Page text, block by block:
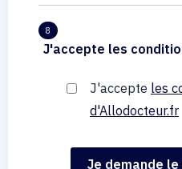
8
J'accepte les
J'accepte les
d'Allodocteur.fr